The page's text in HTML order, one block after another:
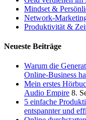
Mindset &
Network-
Produktivität &
Neueste Beiträge
Warum die
Online-Business
Mein erstes
Audio Empire 8.
5 einfache
entspannter und